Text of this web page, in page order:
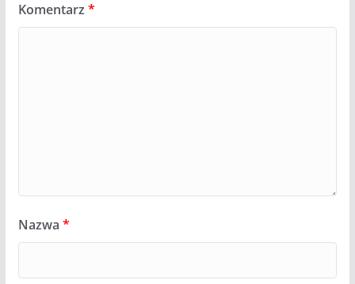
Komentarz *
Nazwa *